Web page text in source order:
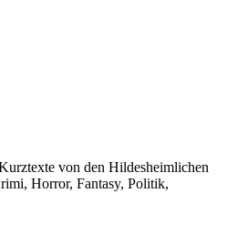
von den Hildesheimlichen
Horror, Fantasy, Politik,